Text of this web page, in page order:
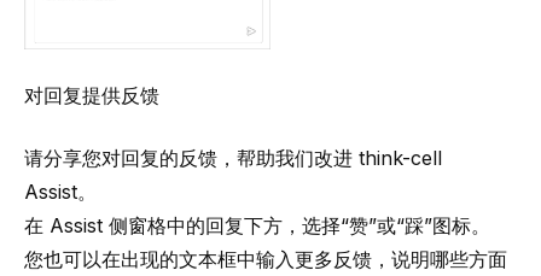
对回复提供反馈
请分享您对回复的反馈，帮助我们改进 think-cell
Assist。
在 Assist 侧窗格中的回复下方，选择“赞”或“踩”图标。
您也可以在出现的文本框中输入更多反馈，说明哪些方面